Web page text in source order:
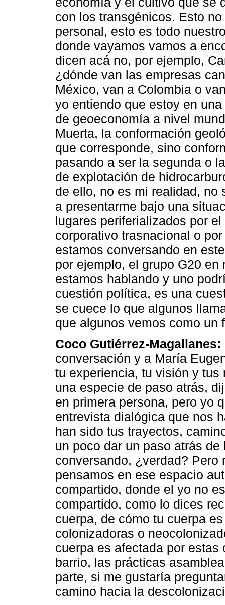
con los transgénicos. Esto
personal, esto es todo
donde vayamos vamos a
dicen acá no, por ejemplo,
¿dónde van las empresas
México, van a Colombia o
yo entiendo que estoy en
de geoeconomía a nivel
Muerta, la conformación
que corresponde, sino
pasando a ser la segunda o
de explotación de
de ello, no es mi realidad, no
a presentarme bajo una
lugares periferializados por
corporativo trasnacional o
estamos conversando en
por ejemplo, el grupo G20
estamos hablando y uno
cuestión política, es una
se cuece lo que algunos
que algunos vemos como un
Coco Gutiérrez-Magallanes:
conversación y a María
tu experiencia, tu visión y
una especie de paso atrás,
en primera persona, pero yo
entrevista dialógica que nos
han sido tus trayectos,
un poco dar un paso atrás
conversando, ¿verdad? Pero
pensamos en ese espacio
compartido, donde el yo no
compartido, como lo dices
cuerpa, de cómo tu cuerpa
colonizadoras o
cuerpa es afectada por
barrio, las prácticas
parte, si me gustaría
camino hacia la